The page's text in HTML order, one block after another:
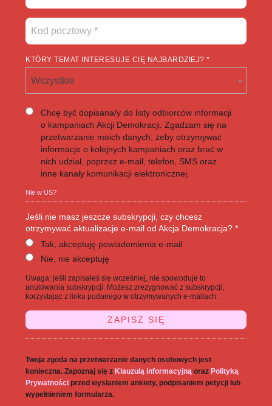
KTÓRY TEMAT INTERESUJE CIĘ NAJBARDZIEJ? *
Wszystkie
Chcę być dopisana/y do listy odbiorców informacji
o kampaniach Akcji Demokracji. Zgadzam się na
przetwarzanie moich danych, żeby otrzymywać
informacje o kolejnych kampaniach oraz brać w
nich udział, poprzez e-mail, telefon, SMS oraz
inne kanały komunikacji elektronicznej.
Nie wUS?
Jeśli nie masz jeszcze subskrypcji, czy chcesz
otrzymywać aktualizacje e-mail od Akcja Demokracja? *
Tak, akceptuję powiadomienia e-mail
Nie, nie akceptuję
Uwaga: jeśli zapisałeś się wcześniej, nie spowoduje to
anulowania subskrypcji. Możesz zrezygnować z subskrypcji,
korzystając z linku podanego w otrzymywanych e-mailach.
Twoja zgoda na przetwarzanie danych osobowych jest
konieczna. Zapoznaj się zKlauzulą informacyjną orazPolityką
Prywatności przed wysłaniem ankiety, podpisaniem petycji lub
wypełnieniem formularza.